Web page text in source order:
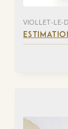
VIOLLET-LE-